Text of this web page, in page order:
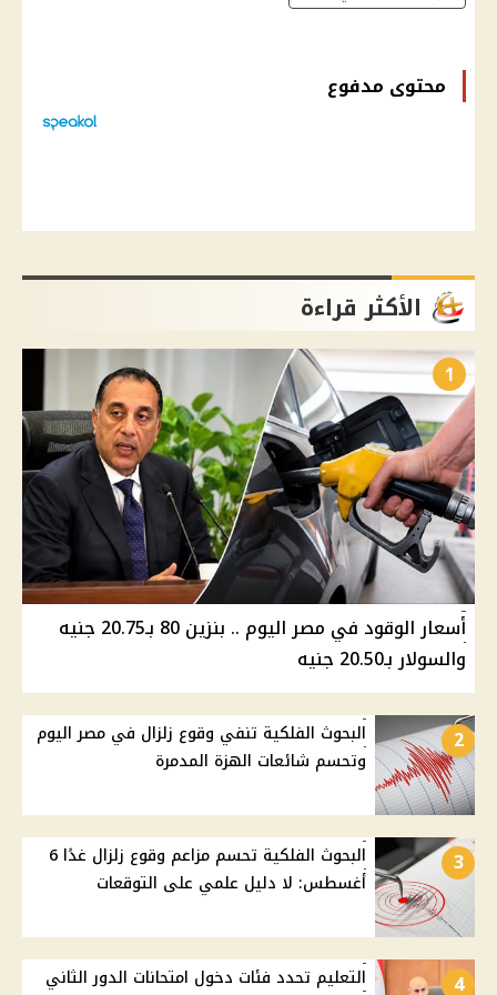
محتوى مدفوع
الأكثر قراءة
1
أسعار الوقود في مصر اليوم .. بنزين 80 بـ20.75 جنيه
والسولار بـ20.50 جنيه
2
البحوث الفلكية تنفي وقوع زلزال في مصر اليوم
وتحسم شائعات الهزة المدمرة
3
البحوث الفلكية تحسم مزاعم وقوع زلزال غدًا 6
أغسطس: لا دليل علمي على التوقعات
4
التعليم تحدد فئات دخول امتحانات الدور الثاني